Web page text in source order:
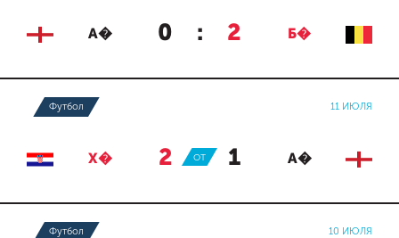
А� 0 : 2 Б�
Футбол 11 ИЮЛЯ
Х� 2 : 1 А�
ОТ
Футбол 10 ИЮЛЯ